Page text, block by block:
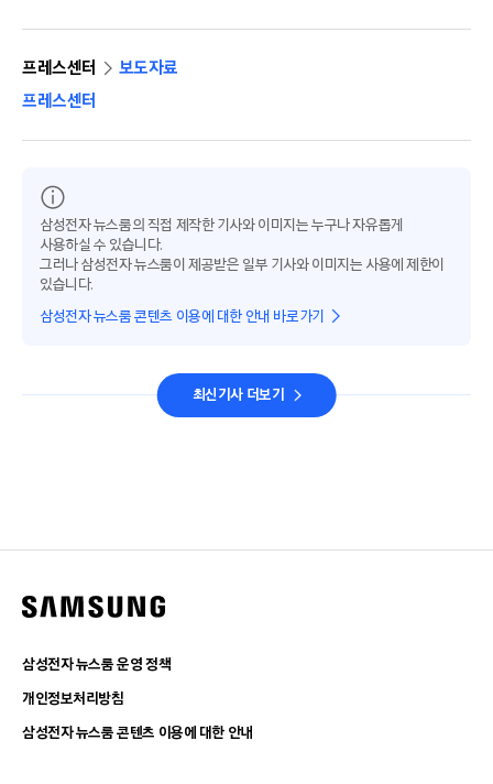
프레스센터
보도자료
프레스센터
삼성전자 뉴스룸의 직접 제작한 기사와 이미지는 누구나 자유롭게
사용하실 수 있습니다.
그러나 삼성전자 뉴스룸이 제공받은 일부 기사와 이미지는 사용에 제한이
있습니다.
삼성전자 뉴스룸 콘텐츠 이용에 대한 안내 바로가기
최신기사 더보기
삼성전자 뉴스룸 운영 정책
개인정보처리방침
삼성전자 뉴스룸 콘텐츠 이용에 대한 안내